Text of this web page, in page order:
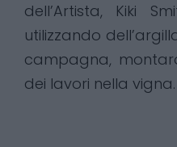
dell’Artista, Kiki
utilizzando
campagna,
dei lavori nella vigna.